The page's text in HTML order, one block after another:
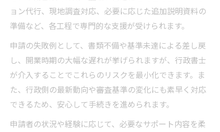
ョン代行、現地調査対応、必要に応じた追加説明資料の
準備など、各工程で専門的な支援が受けられます。
申請の失敗例として、書類不備や基準未達による差し戻
し、開業時期の大幅な遅れが挙げられますが、行政書士
が介入することでこれらのリスクを最小化できます。ま
た、行政側の最新動向や審査基準の変化にも素早く対応
できるため、安心して手続きを進められます。
申請者の状況や経験に応じて、必要なサポート内容を柔